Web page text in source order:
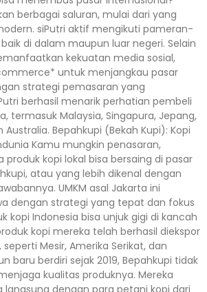
berbagai saluran, mulai dari yang
siPutri aktif mengikuti pameran-
di dalam maupun luar negeri. Selain
kekuatan media sosial,
untuk menjangkau pasar
strategi pemasaran yang
berhasil menarik perhatian pembeli
termasuk Malaysia, Singapura, Jepang,
Australia. Bepahkupi (Bekah Kupi): Kopi
Kamu mungkin penasaran,
kopi lokal bisa bersaing di pasar
atau yang lebih dikenal dengan
UMKM asal Jakarta ini
dengan strategi yang tepat dan fokus
kopi Indonesia bisa unjuk gigi di kancah
kopi mereka telah berhasil diekspor
Mesir, Amerika Serikat, dan
baru berdiri sejak 2019, Bepahkupi tidak
kualitas produknya. Mereka